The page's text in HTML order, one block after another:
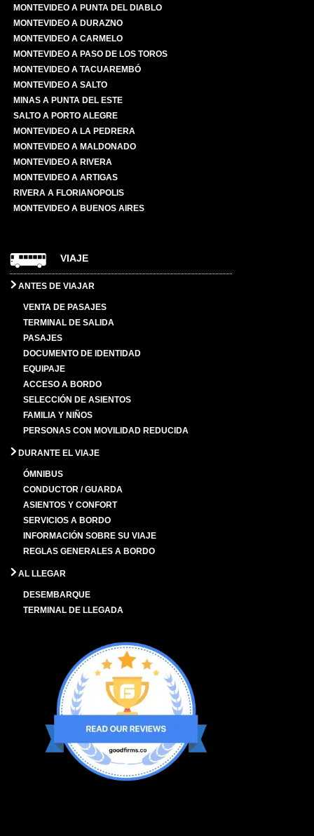
MONTEVIDEO A PUNTA DEL DIABLO
MONTEVIDEO A DURAZNO
MONTEVIDEO A CARMELO
MONTEVIDEO A PASO DE LOS TOROS
MONTEVIDEO A TACUAREMBÓ
MONTEVIDEO A SALTO
MINAS A PUNTA DEL ESTE
SALTO A PORTO ALEGRE
MONTEVIDEO A LA PEDRERA
MONTEVIDEO A MALDONADO
MONTEVIDEO A RIVERA
MONTEVIDEO A ARTIGAS
RIVERA A FLORIANOPOLIS
MONTEVIDEO A BUENOS AIRES
VIAJE
ANTES DE VIAJAR
VENTA DE PASAJES
TERMINAL DE SALIDA
PASAJES
DOCUMENTO DE IDENTIDAD
EQUIPAJE
ACCESO A BORDO
SELECCIÓN DE ASIENTOS
FAMILIA Y NIÑOS
PERSONAS CON MOVILIDAD REDUCIDA
DURANTE EL VIAJE
ÓMNIBUS
CONDUCTOR / GUARDA
ASIENTOS Y CONFORT
SERVICIOS A BORDO
INFORMACIÓN SOBRE SU VIAJE
REGLAS GENERALES A BORDO
AL LLEGAR
DESEMBARQUE
TERMINAL DE LLEGADA